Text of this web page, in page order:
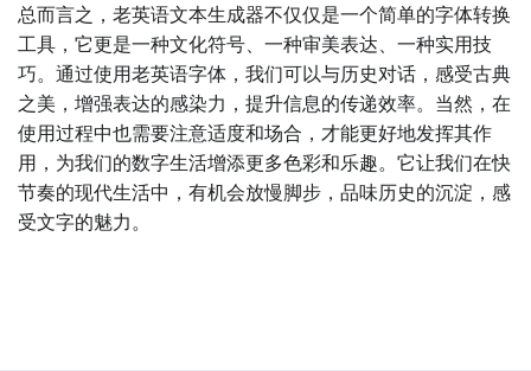
总而言之，老英语文本生成器不仅仅是一个简单的字体转换
工具，它更是一种文化符号、一种审美表达、一种实用技
巧。通过使用老英语字体，我们可以与历史对话，感受古典
之美，增强表达的感染力，提升信息的传递效率。当然，在
使用过程中也需要注意适度和场合，才能更好地发挥其作
用，为我们的数字生活增添更多色彩和乐趣。它让我们在快
节奏的现代生活中，有机会放慢脚步，品味历史的沉淀，感
受文字的魅力。